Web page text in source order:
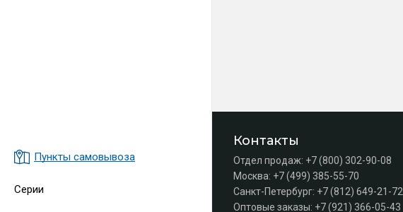
Пункты самовывоза
Серии
Контакты
Отдел продаж: +7 (800) 302-90-08
Москва: +7 (499) 385-55-70
Санкт-Петербург: +7 (812) 649-21-72
Оптовые заказы: +7 (921) 366-05-43